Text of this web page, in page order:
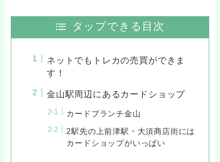
タップできる目次
ネットでもトレカの売買ができま
す！
金山駅周辺にあるカードショップ
カードブランチ金山
2駅先の上前津駅・大須商店街には
カードショップがいっぱい